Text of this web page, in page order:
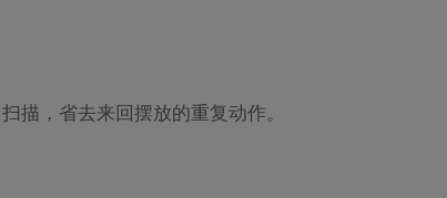
描，省去来回摆放的重复动作。